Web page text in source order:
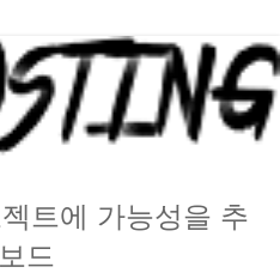
트에 가능성을 추
드